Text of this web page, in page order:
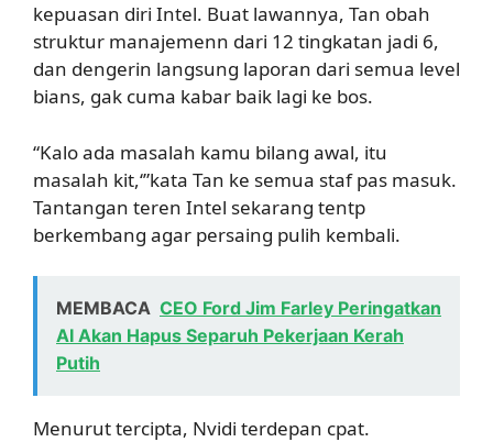
kepuasan diri Intel. Buat lawannya, Tan obah
struktur manajemenn dari 12 tingkatan jadi 6,
dan dengerin langsung laporan dari semua level
bians, gak cuma kabar baik lagi ke bos.
“Kalo ada masalah kamu bilang awal, itu
masalah kit,‘”kata Tan ke semua staf pas masuk.
Tantangan teren Intel sekarang tentp
berkembang agar persaing pulih kembali.
MEMBACA CEO Ford Jim Farley Peringatkan
AI Akan Hapus Separuh Pekerjaan Kerah
Putih
Menurut tercipta, Nvidi terdepan cpat.